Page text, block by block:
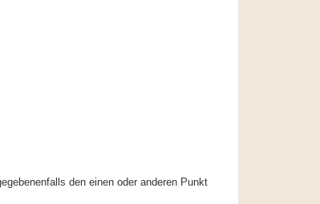
den einen oder anderen Punkt